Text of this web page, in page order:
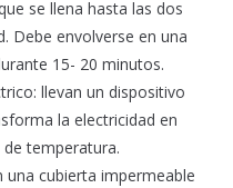
se llena hasta las dos
Debe envolverse en una
15- 20 minutos.
llevan un dispositivo
la electricidad en
temperatura.
cubierta impermeable